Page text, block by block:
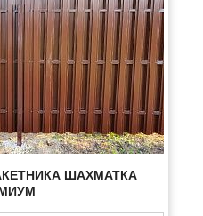
ШАХМАТКА